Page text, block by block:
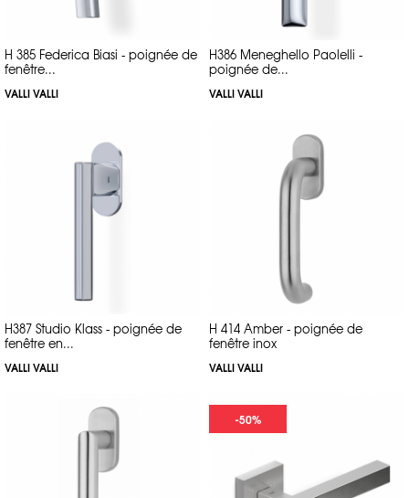
H 385 Federica Biasi - poignée de
fenêtre...
VALLI VALLI
H386 Meneghello Paolelli -
poignée de...
VALLI VALLI
H387 Studio Klass - poignée de
fenêtre en...
VALLI VALLI
H 414 Amber - poignée de
fenêtre inox
VALLI VALLI
-50%